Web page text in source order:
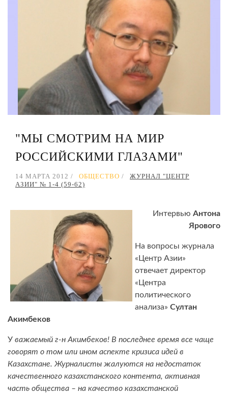
"МЫ СМОТРИМ НА МИР
РОССИЙСКИМИ ГЛАЗАМИ"
14 МАРТА 2012 ОБЩЕСТВО
ЖУРНАЛ "ЦЕНТР
АЗИИ" № 1-4 (59-62)
Интервью Антона
Ярового
На вопросы журнала
«Центр Азии»
отвечает директор
«Центра
политического
анализа» Султан
Акимбеков
У важаемый г-н Акимбеков! В последнее время все чаще
говорят о том или ином аспекте кризиса идей в
Казахстане. Журналисты жалуются на недостаток
качественного казахстанского контента, активная
часть общества – на качество казахстанской